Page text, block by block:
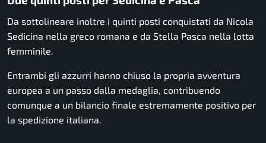
Da sottolineare inoltre i quinti posti conquistati da Nicola
Sedicina nella greco romana e da Stella Pasca nella lotta
femminile.
Entrambi gli azzurri hanno chiuso la propria avventura
europea a un passo dalla medaglia, contribuendo
comunque a un bilancio finale estremamente positivo per
la spedizione italiana.